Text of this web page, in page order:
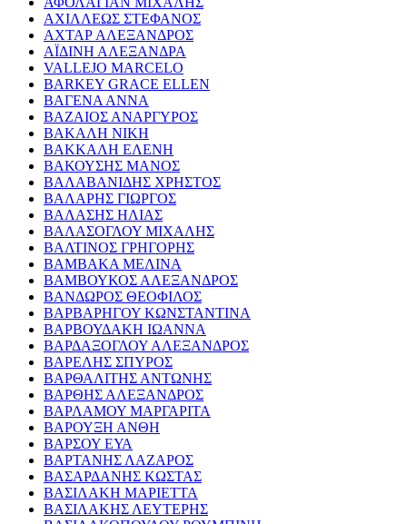
ΑΧΙΛΛΕΩΣ ΣΤΕΦΑΝΟΣ
ΑΧΤΑΡ ΑΛΕΞΑΝΔΡΟΣ
ΑΪΔΙΝΗ ΑΛΕΞΑΝΔΡΑ
VALLEJO MARCELO
BARKEY GRACE ELLEN
ΒΑΓΕΝΑ ΑΝΝΑ
ΒΑΖΑΙΟΣ ΑΝΑΡΓΥΡΟΣ
ΒΑΚΑΛΗ ΝΙΚΗ
ΒΑΚΚΑΛΗ ΕΛΕΝΗ
ΒΑΚΟΥΣΗΣ ΜΑΝΟΣ
ΒΑΛΑΒΑΝΙΔΗΣ ΧΡΗΣΤΟΣ
ΒΑΛΑΡΗΣ ΓΙΩΡΓΟΣ
ΒΑΛΑΣΗΣ ΗΛΙΑΣ
ΒΑΛΑΣΟΓΛΟΥ ΜΙΧΑΛΗΣ
ΒΑΛΤΙΝΟΣ ΓΡΗΓΟΡΗΣ
ΒΑΜΒΑΚΑ ΜΕΛΙΝΑ
ΒΑΜΒΟΥΚΟΣ ΑΛΕΞΑΝΔΡΟΣ
ΒΑΝΔΩΡΟΣ ΘΕΟΦΙΛΟΣ
ΒΑΡΒΑΡΗΓΟΥ ΚΩΝΣΤΑΝΤΙΝΑ
ΒΑΡΒΟΥΔΑΚΗ ΙΩΑΝΝΑ
ΒΑΡΔΑΞΟΓΛΟΥ ΑΛΕΞΑΝΔΡΟΣ
ΒΑΡΕΛΗΣ ΣΠΥΡΟΣ
ΒΑΡΘΑΛΙΤΗΣ ΑΝΤΩΝΗΣ
ΒΑΡΘΗΣ ΑΛΕΞΑΝΔΡΟΣ
ΒΑΡΛΑΜΟΥ ΜΑΡΓΑΡΙΤΑ
ΒΑΡΟΥΞΗ ΑΝΘΗ
ΒΑΡΣΟΥ ΕΥΑ
ΒΑΡΤΑΝΗΣ ΛΑΖΑΡΟΣ
ΒΑΣΑΡΔΑΝΗΣ ΚΩΣΤΑΣ
ΒΑΣΙΛΑΚΗ ΜΑΡΙΕΤΤΑ
ΒΑΣΙΛΑΚΗΣ ΛΕΥΤΕΡΗΣ